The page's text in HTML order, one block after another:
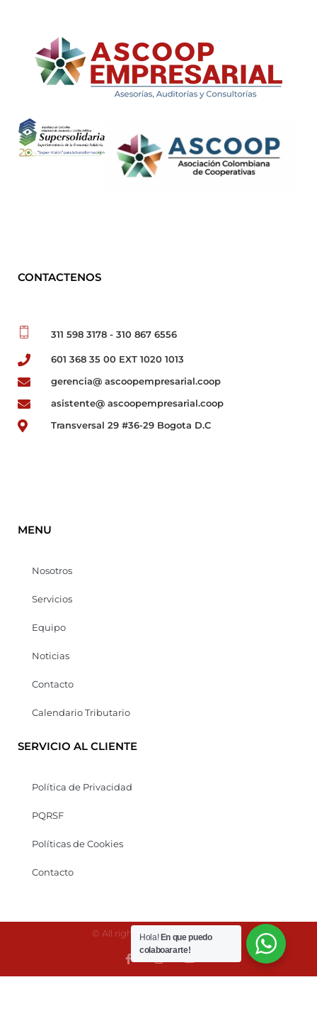
CONTACTENOS
311 598 3178 - 310 867 6556
601 368 35 00 EXT 1020 1013
gerencia@ ascoopempresarial.coop
asistente@ ascoopempresarial.coop
Transversal 29 #36-29 Bogota D.C
MENU
Nosotros
Servicios
Equipo
Noticias
Contacto
Calendario Tributario
SERVICIO AL CLIENTE
Política de Privacidad
PQRSF
Políticas de Cookies
Contacto
© All rights reserved Kaonesis
Hola! En que puedo
colaboararte!